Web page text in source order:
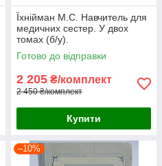
Їхнійман М.С. Навчитель для
медичних сестер. У двох
томах (б/у).
Готово до відправки
2 205 ₴/комплект
2 450 ₴/комплект
Купити
–10%